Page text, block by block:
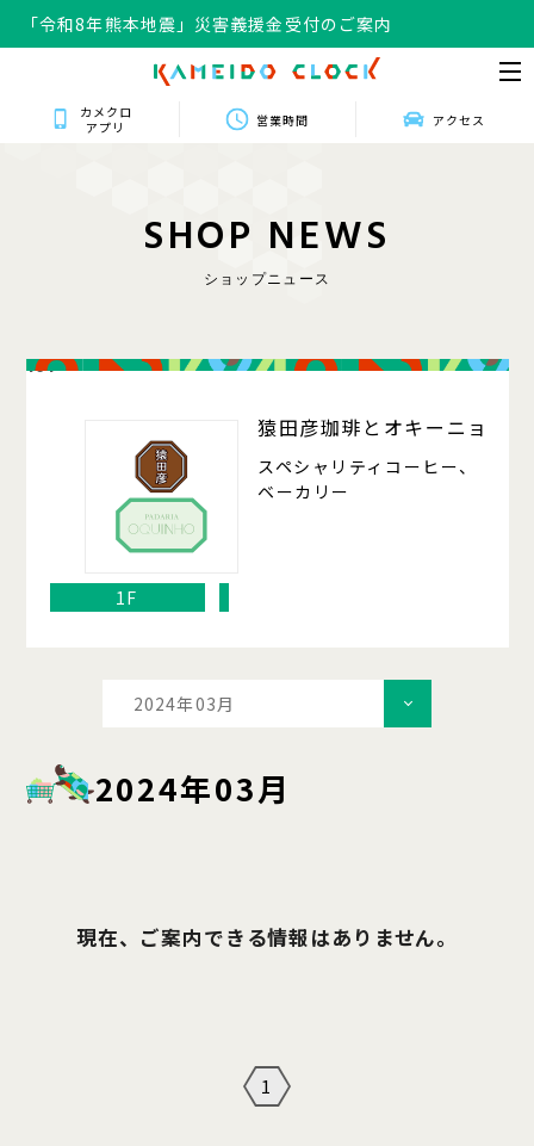
「令和8年熊本地震」災害義援金受付のご案内
カメクロ
アプリ
営業時間 アクセス
SHOP NEWS
ショップニュース
101
猿田彦珈琲とオキーニョ
スペシャリティコーヒー、
ベーカリー
1F
2024年03月
2024年03月
現在、ご案内できる情報はありません。
1